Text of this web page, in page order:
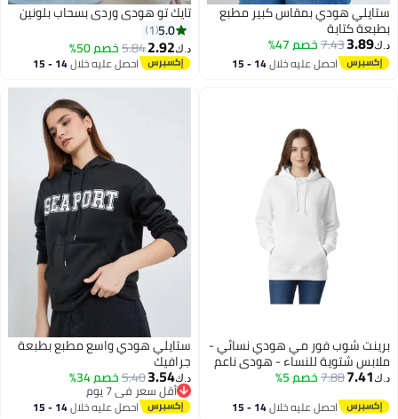
ستايلي هودي بمقاس كبير مطبع
بطبعة كتابة
د.ك‏3.89
7.43خصم 47%
احصل عليه خلال 14 - 15
تايك تو هودي وردي بسحاب بلونين
5.0
1
د.ك‏2.92
5.84خصم 50%
احصل عليه خلال 14 - 15
16
برينت شوب فور مي هودي نسائي -
ملابس شتوية للنساء - هودي ناعم
ودافئ للسيدات، هودي بأكمام
د.ك‏7.41
7.88خصم 5%
احصل عليه خلال 14 - 15
ستايلي هودي واسع مطبع بطبعة
جرافيك
د.ك‏3.54
5.40خصم 34%
أقل سعر في 7 يوم
أقل سعر في 7 يوماحصل عليه خلال 14 - 15